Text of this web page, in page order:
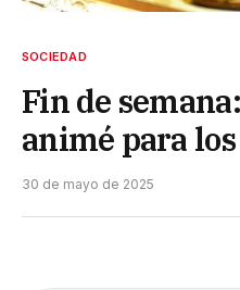
SOCIEDAD
Fin de
animé para
30 de mayo de 2025